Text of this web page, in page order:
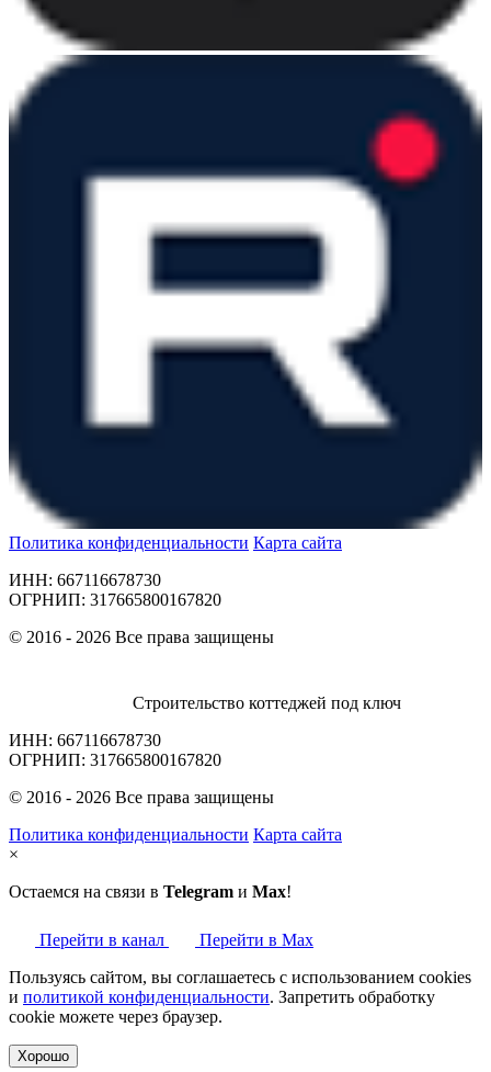
Политика конфиденциальности Карта сайта
ИНН: 667116678730
ОГРНИП: 317665800167820
© 2016 - 2026 Все права защищены
Строительство коттеджей под ключ
ИНН: 667116678730
ОГРНИП: 317665800167820
© 2016 - 2026 Все права защищены
Политика конфиденциальности Карта сайта
×
Остаемся на связи в Telegram и Max!
Перейти в канал
Перейти в Max
Пользуясь сайтом, вы соглашаетесь с использованием cookies
и политикой конфиденциальности. Запретить обработку
cookie можете через браузер.
Хорошо